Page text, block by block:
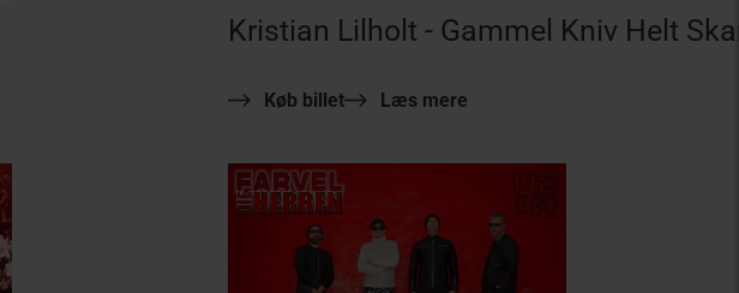
Kristian Lilholt - Gammel Kniv Helt
Køb billet Læs mere